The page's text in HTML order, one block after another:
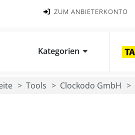
ZUM ANBIETERKONTO
Kategorien
Tools Clockodo GmbH